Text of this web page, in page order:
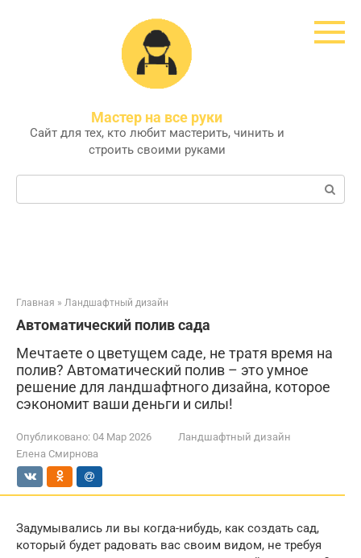
Мастер на все руки
Сайт для тех, кто любит мастерить, чинить и
строить своими руками
Поиск:
Главная » Ландшафтный дизайн
Автоматический полив сада
Мечтаете о цветущем саде, не тратя время на
полив? Автоматический полив – это умное
решение для ландшафтного дизайна, которое
сэкономит ваши деньги и силы!
Опубликовано: 04 Мар 2026
Ландшафтный дизайн
Елена Смирнова
Задумывались ли вы когда-нибудь, как создать сад,
который будет радовать вас своим видом, не требуя